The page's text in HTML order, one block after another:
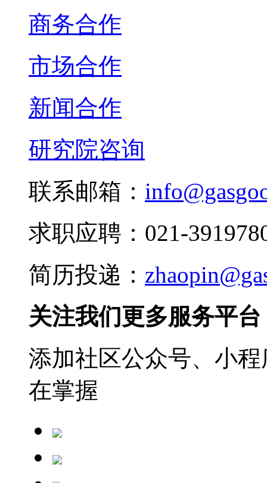
商务合作
市场合作
新闻合作
研究院咨询
联系邮箱：
求职应聘：021-
简历投递：
关注我们更多服务平台
添加社区公众号、小
在掌握